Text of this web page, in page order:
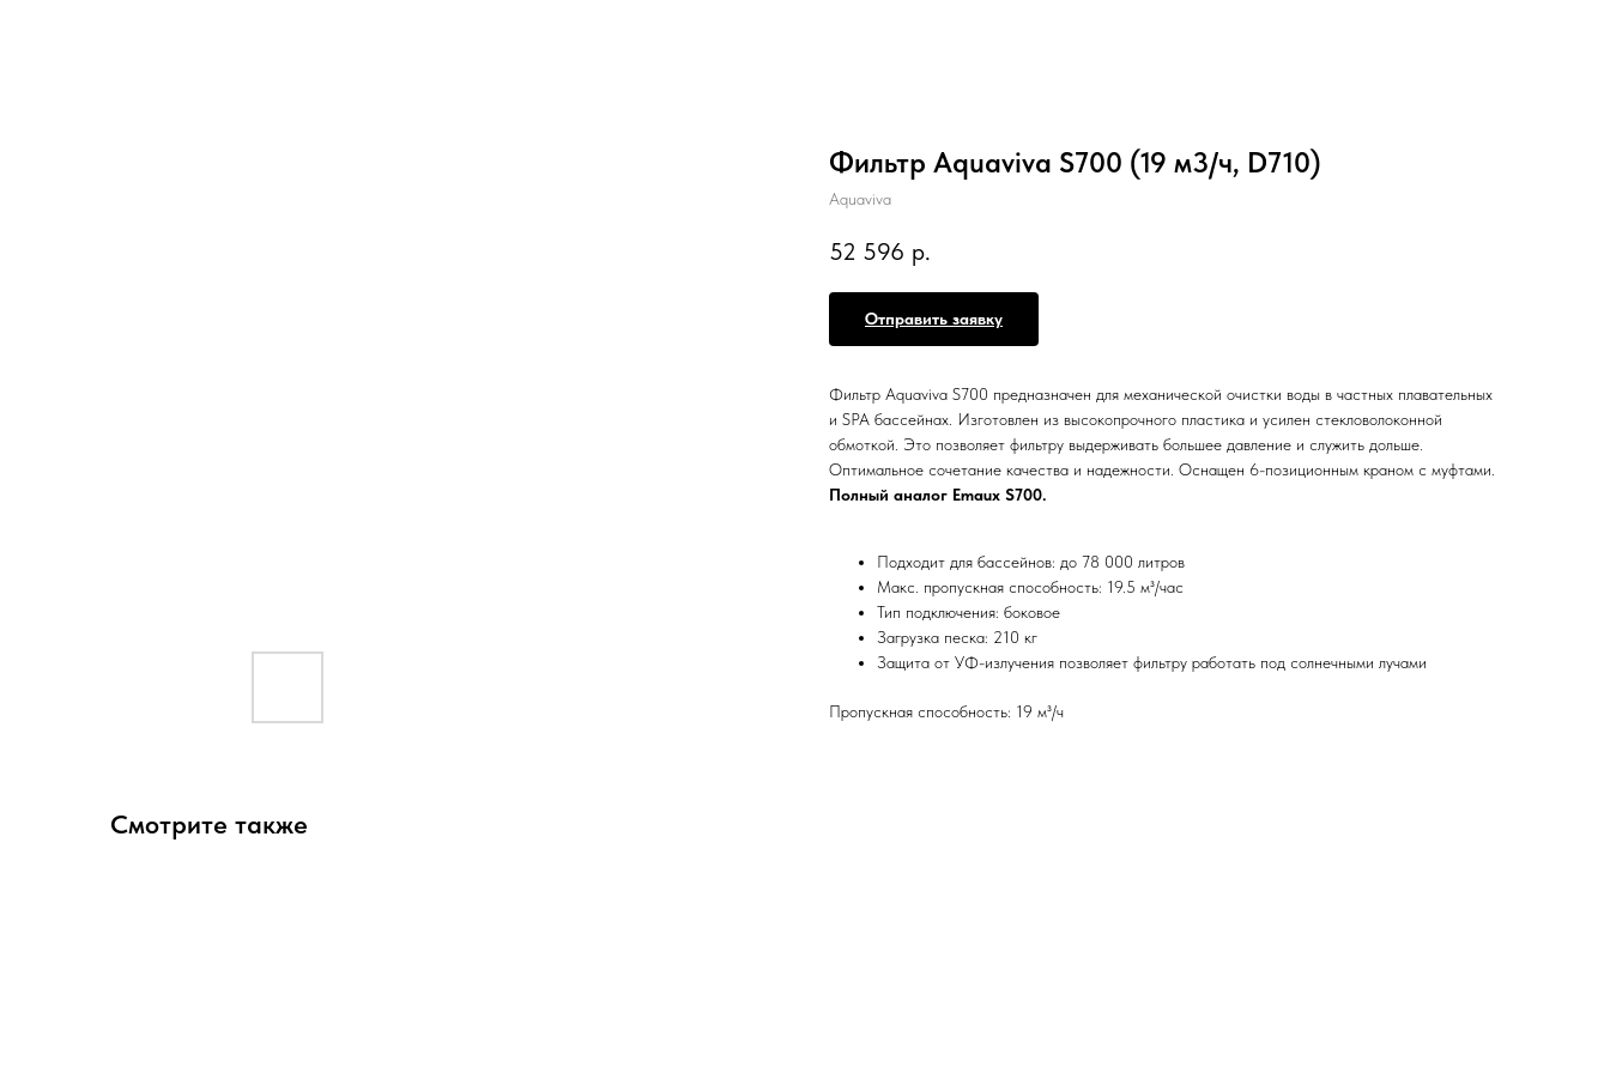
Фильтр Aquaviva S700 (19 м3/ч, D710)
Aquaviva
52 596 р.
Отправить заявку
Фильтр Aquaviva S700 предназначен для механической очистки воды в частных плавательных
и SPA бассейнах. Изготовлен из высокопрочного пластика и усилен стекловолоконной
обмоткой. Это позволяет фильтру выдерживать большее давление и служить дольше.
Оптимальное сочетание качества и надежности. Оснащен 6-позиционным краном с муфтами.
Полный аналог Emaux S700.
Подходит для бассейнов: до 78 000 литров
Макс. пропускная способность: 19.5 м³/час
Тип подключения: боковое
Загрузка песка: 210 кг
Защита от УФ-излучения позволяет фильтру работать под солнечными лучами
Пропускная способность: 19 м³/ч
Смотрите также